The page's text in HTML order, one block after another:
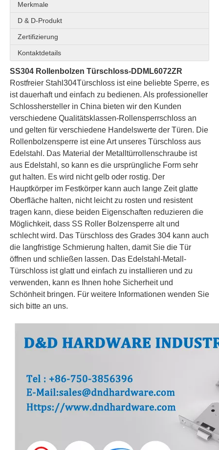
CE SS304 Fire bewertet Nachtverriegelungstür lock-ddml014 CE SS304 Mortise Fire bewertet Türschloss -ddml026
CE SS304 Dead Bolt Door Lock-DDML013
Merkmale
D & D-Produkt
Zertifizierung
Kontaktdetails
SS304 Rollenbolzen Türschloss-DDML6072ZR
Rostfreier Stahl 304Türschloss ist eine beliebte Sperre, es
ist dauerhaft und einfach zu bedienen. Als professioneller
Schlosshersteller in China bieten wir den Kunden
verschiedene Qualitätsklassen-Rollensperrschloss an
und gelten für verschiedene Handelswerte der Türen. Die
Rollenbolzensperre ist eine Art unseres Türschloss aus
Edelstahl. Das Material der Metalltürrollenschraube ist
aus Edelstahl, so kann es die ursprüngliche Form sehr
gut halten. Es wird nicht gelb oder rostig. Der
Hauptkörper im Festkörper kann auch lange Zeit glatte
Oberfläche halten, nicht leicht zu rosten und resistent
tragen kann, diese beiden Eigenschaften reduzieren die
Möglichkeit, dass SS Roller Bolzensperre alt und
schlecht wird. Das Türschloss des Grades 304 kann auch
die langfristige Schmierung halten, damit Sie die Tür
öffnen und schließen lassen. Das Edelstahl-Metall-
Türschloss ist glatt und einfach zu installieren und zu
verwenden, kann es Ihnen hohe Sicherheit und
Schönheit bringen. Für weitere Informationen wenden Sie
sich bitte an uns.